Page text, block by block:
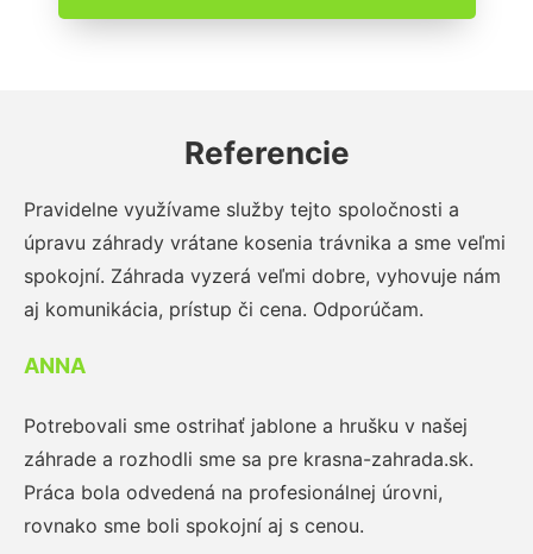
Referencie
Pravidelne využívame služby tejto spoločnosti a
úpravu záhrady vrátane kosenia trávnika a sme veľmi
spokojní. Záhrada vyzerá veľmi dobre, vyhovuje nám
aj komunikácia, prístup či cena. Odporúčam.
ANNA
Potrebovali sme ostrihať jablone a hrušku v našej
záhrade a rozhodli sme sa pre krasna-zahrada.sk.
Práca bola odvedená na profesionálnej úrovni,
rovnako sme boli spokojní aj s cenou.